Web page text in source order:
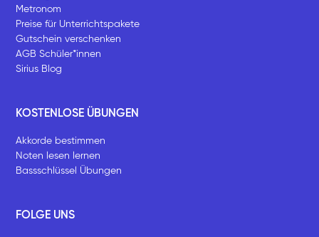
Metronom
Preise für Unterrichtspakete
Gutschein verschenken
AGB Schüler*innen
Sirius Blog
KOSTENLOSE ÜBUNGEN
Akkorde bestimmen
Noten lesen lernen
Bassschlüssel Übungen
FOLGE UNS